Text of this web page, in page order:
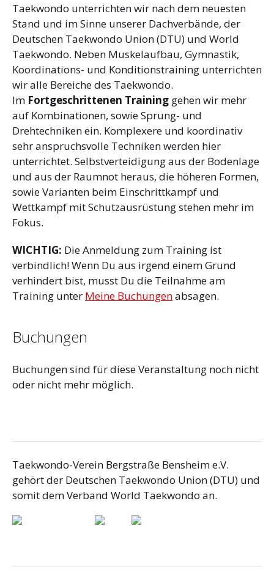
Taekwondo unterrichten wir nach dem neuesten
Stand und im Sinne unserer Dachverbände, der
Deutschen Taekwondo Union (DTU) und World
Taekwondo. Neben Muskelaufbau, Gymnastik,
Koordinations- und Konditionstraining unterrichten
wir alle Bereiche des Taekwondo.
Im Fortgeschrittenen Training gehen wir mehr
auf Kombinationen, sowie Sprung- und
Drehtechniken ein. Komplexere und koordinativ
sehr anspruchsvolle Techniken werden hier
unterrichtet. Selbstverteidigung aus der Bodenlage
und aus der Raumnot heraus, die höheren Formen,
sowie Varianten beim Einschrittkampf und
Wettkampf mit Schutzausrüstung stehen mehr im
Fokus.
WICHTIG: Die Anmeldung zum Training ist
verbindlich! Wenn Du aus irgend einem Grund
verhindert bist, musst Du die Teilnahme am
Training unter Meine Buchungenabsagen.
Buchungen
Buchungen sind für diese Veranstaltung noch nicht
oder nicht mehr möglich.
Taekwondo-Verein Bergstraße Bensheim e.V.
gehört der Deutschen Taekwondo Union (DTU) und
somit dem Verband World Taekwondo an.